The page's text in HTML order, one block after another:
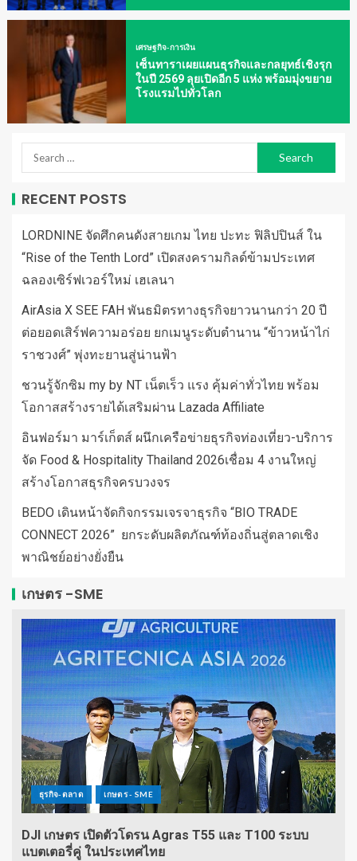
เศรษฐกิจ-การเงิน
เซ็นทาราเผยแผนธุรกิจและกลยุทธ์เชิงรุก
ในปี 2569 ลุยเปิดอีก 5 แห่ง พร้อมมุ่งขยาย
โรงแรมไปทั่วโลก
RECENT POSTS
LORDNINE จัดศึกคนดังสายเกม ไทย ปะทะ ฟิลิปปินส์ ใน
“Rise of the Tenth Lord” เปิดสงครามกิลด์ข้ามประเทศ
ฉลองเซิร์ฟเวอร์ใหม่ เฮเลนา
AirAsia X SEE FAH พันธมิตรทางธุรกิจยาวนานกว่า 20 ปี
ต่อยอดเสิร์ฟความอร่อย ยกเมนูระดับตำนาน “ข้าวหน้าไก่
ราชวงศ์” พุ่งทะยานสู่น่านฟ้า
ชวนรู้จักซิม my by NT เน็ตเร็ว แรง คุ้มค่าทั่วไทย พร้อม
โอกาสสร้างรายได้เสริมผ่าน Lazada Affiliate
อินฟอร์มา มาร์เก็ตส์ ผนึกเครือข่ายธุรกิจท่องเที่ยว-บริการ
จัด Food & Hospitality Thailand 2026เชื่อม 4 งานใหญ่
สร้างโอกาสธุรกิจครบวงจร
BEDO เดินหน้าจัดกิจกรรมเจรจาธุรกิจ “BIO TRADE
CONNECT 2026” ยกระดับผลิตภัณฑ์ท้องถิ่นสู่ตลาดเชิง
พาณิชย์อย่างยั่งยืน
เกษตร -SME
ธุรกิจ-ตลาด เกษตร - SME
DJI เกษตร เปิดตัวโดรน Agras T55 และ T100 ระบบ
แบตเตอรี่คู่ ในประเทศไทย